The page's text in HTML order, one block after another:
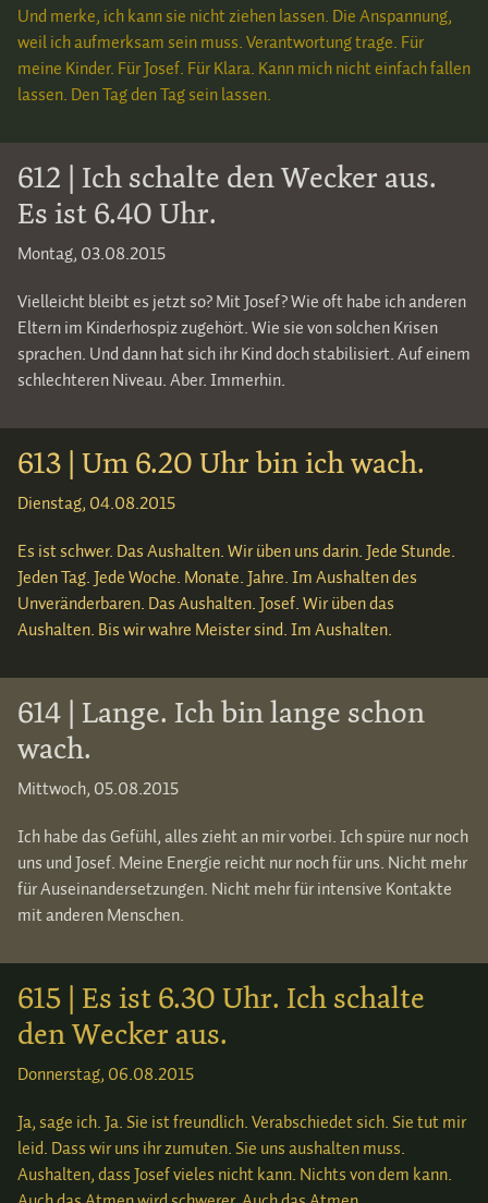
Und merke, ich kann sie nicht ziehen lassen. Die Anspannung,
weil ich aufmerksam sein muss. Verantwortung trage. Für
meine Kinder. Für Josef. Für Klara. Kann mich nicht einfach fallen
lassen. Den Tag den Tag sein lassen.
612 | Ich schalte den Wecker aus.
Es ist 6.40 Uhr.
Montag, 03.08.2015
Vielleicht bleibt es jetzt so? Mit Josef? Wie oft habe ich anderen
Eltern im Kinderhospiz zugehört. Wie sie von solchen Krisen
sprachen. Und dann hat sich ihr Kind doch stabilisiert. Auf einem
schlechteren Niveau. Aber. Immerhin.
613 | Um 6.20 Uhr bin ich wach.
Dienstag, 04.08.2015
Es ist schwer. Das Aushalten. Wir üben uns darin. Jede Stunde.
Jeden Tag. Jede Woche. Monate. Jahre. Im Aushalten des
Unveränderbaren. Das Aushalten. Josef. Wir üben das
Aushalten. Bis wir wahre Meister sind. Im Aushalten.
614 | Lange. Ich bin lange schon
wach.
Mittwoch, 05.08.2015
Ich habe das Gefühl, alles zieht an mir vorbei. Ich spüre nur noch
uns und Josef. Meine Energie reicht nur noch für uns. Nicht mehr
für Auseinandersetzungen. Nicht mehr für intensive Kontakte
mit anderen Menschen.
615 | Es ist 6.30 Uhr. Ich schalte
den Wecker aus.
Donnerstag, 06.08.2015
Ja, sage ich. Ja. Sie ist freundlich. Verabschiedet sich. Sie tut mir
leid. Dass wir uns ihr zumuten. Sie uns aushalten muss.
Aushalten, dass Josef vieles nicht kann. Nichts von dem kann.